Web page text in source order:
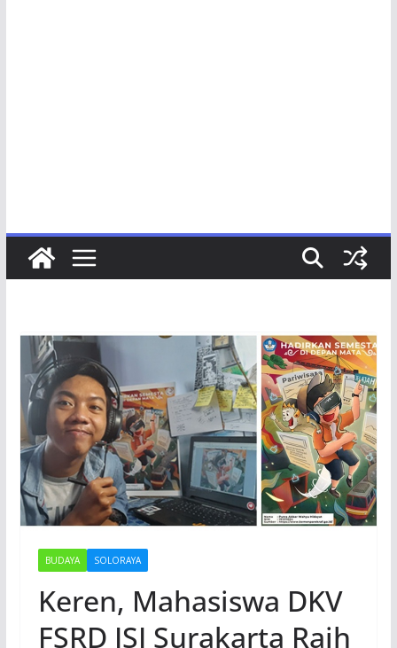
BUDAYA SOLORAYA
Keren, Mahasiswa DKV
FSRD ISI Surakarta Raih